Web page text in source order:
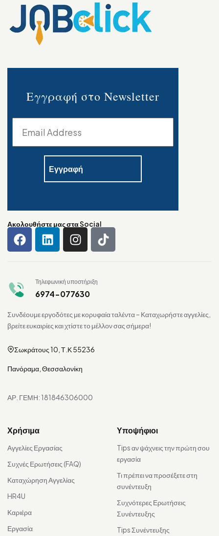
Εγγραφή στο Newsletter
Ακολουθήστε μας στα Social
Τηλεφωνική υποστήριξη
6974-077630
Συνδέουμε εργοδότες με κορυφαία ταλέντα – Καταχωρήστε αγγελίες,
βρείτε ευκαιρίες και χτίστε το μέλλον σας σήμερα!
Σωκράτους 10, Τ.Κ 55236
Πανόραμα, Θεσσαλονίκη
ΑΡ. ΓΕΜΗ: 181846306000
Χρήσιμα
Αγγελίες Εργασίας
Συχνές Ερωτήσεις (FAQ)
Καταχώρηση Αγγελίας
HR4U
Καριέρα
Εργασία
Υποψήφιοι
Tips αν ψάχνεις την πρώτη σου
εργασία
Τι πρέπει να προσέξετε στη
συνέντευξη
Συχνότερες Ερωτήσεις
Συνέντευξης
Tips Συνέντευξης